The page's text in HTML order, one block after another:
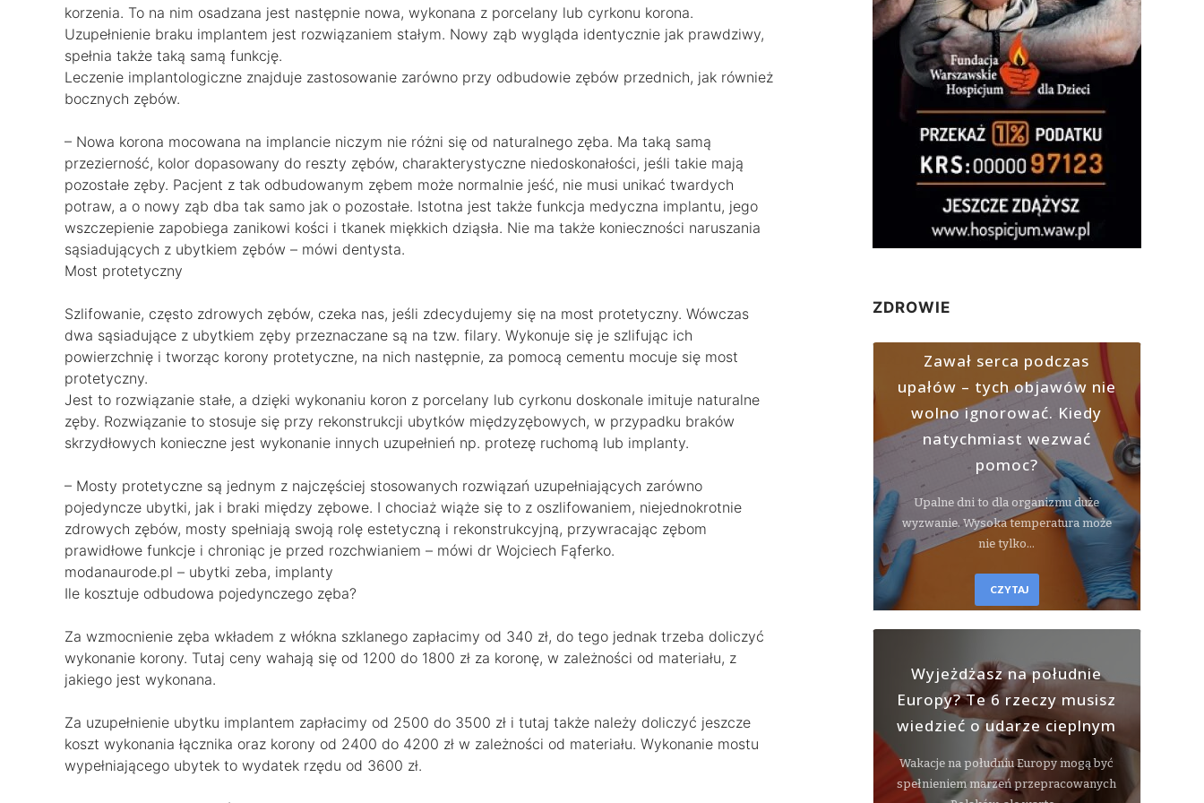
korzenia. To na nim osadzana jest następnie nowa, wykonana z porcelany lub cyrkonu korona.
Uzupełnienie braku implantem jest rozwiązaniem stałym. Nowy ząb wygląda identycznie jak prawdziwy,
spełnia także taką samą funkcję.
Leczenie implantologiczne znajduje zastosowanie zarówno przy odbudowie zębów przednich, jak również
bocznych zębów.
– Nowa korona mocowana na implancie niczym nie różni się od naturalnego zęba. Ma taką samą
przezierność, kolor dopasowany do reszty zębów, charakterystyczne niedoskonałości, jeśli takie mają
pozostałe zęby. Pacjent z tak odbudowanym zębem może normalnie jeść, nie musi unikać twardych
potraw, a o nowy ząb dba tak samo jak o pozostałe. Istotna jest także funkcja medyczna implantu, jego
wszczepienie zapobiega zanikowi kości i tkanek miękkich dziąsła. Nie ma także konieczności naruszania
sąsiadujących z ubytkiem zębów – mówi dentysta.
Most protetyczny
Szlifowanie, często zdrowych zębów, czeka nas, jeśli zdecydujemy się na most protetyczny. Wówczas
dwa sąsiadujące z ubytkiem zęby przeznaczane są na tzw. filary. Wykonuje się je szlifując ich
powierzchnię i tworząc korony protetyczne, na nich następnie, za pomocą cementu mocuje się most
protetyczny.
Jest to rozwiązanie stałe, a dzięki wykonaniu koron z porcelany lub cyrkonu doskonale imituje naturalne
zęby. Rozwiązanie to stosuje się przy rekonstrukcji ubytków międzyzębowych, w przypadku braków
skrzydłowych konieczne jest wykonanie innych uzupełnień np. protezę ruchomą lub implanty.
– Mosty protetyczne są jednym z najczęściej stosowanych rozwiązań uzupełniających zarówno
pojedyncze ubytki, jak i braki między zębowe. I chociaż wiąże się to z oszlifowaniem, niejednokrotnie
zdrowych zębów, mosty spełniają swoją rolę estetyczną i rekonstrukcyjną, przywracając zębom
prawidłowe funkcje i chroniąc je przed rozchwianiem – mówi dr Wojciech Fąferko.
modanaurode.pl – ubytki zeba, implanty
Ile kosztuje odbudowa pojedynczego zęba?
Za wzmocnienie zęba wkładem z włókna szklanego zapłacimy od 340 zł, do tego jednak trzeba doliczyć
wykonanie korony. Tutaj ceny wahają się od 1200 do 1800 zł za koronę, w zależności od materiału, z
jakiego jest wykonana.
Za uzupełnienie ubytku implantem zapłacimy od 2500 do 3500 zł i tutaj także należy doliczyć jeszcze
koszt wykonania łącznika oraz korony od 2400 do 4200 zł w zależności od materiału. Wykonanie mostu
wypełniającego ubytek to wydatek rzędu od 3600 zł.
ZDROWIE
Zawał serca podczas
upałów – tych objawów nie
wolno ignorować. Kiedy
natychmiast wezwać
pomoc?
Upalne dni to dla organizmu duże
wyzwanie. Wysoka temperatura może
nie tylko…
CZYTAJ
Wyjeżdżasz na południe
Europy? Te 6 rzeczy musisz
wiedzieć o udarze cieplnym
Wakacje na południu Europy mogą być
spełnieniem marzeń przepracowanych